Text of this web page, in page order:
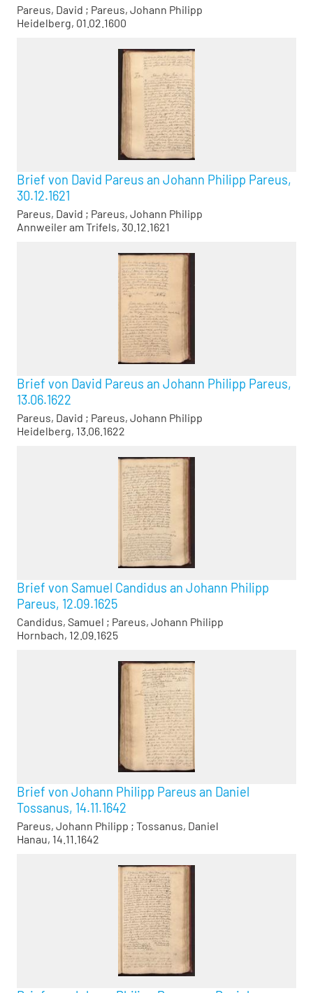
Pareus, David ; Pareus, Johann Philipp
Heidelberg, 01.02.1600
Brief von David Pareus an Johann Philipp Pareus,
30.12.1621
Pareus, David ; Pareus, Johann Philipp
Annweiler am Trifels, 30.12.1621
Brief von David Pareus an Johann Philipp Pareus,
13.06.1622
Pareus, David ; Pareus, Johann Philipp
Heidelberg, 13.06.1622
Brief von Samuel Candidus an Johann Philipp
Pareus, 12.09.1625
Candidus, Samuel ; Pareus, Johann Philipp
Hornbach, 12.09.1625
Brief von Johann Philipp Pareus an Daniel
Tossanus, 14.11.1642
Pareus, Johann Philipp ; Tossanus, Daniel
Hanau, 14.11.1642